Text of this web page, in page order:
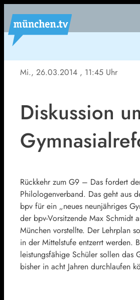
Mi., 26.03.2014 , 11:45 Uhr
Diskussion
Rückkehr zum G9 – Das fordert
Philologenverband. Das geht aus
bpv für ein „neues neunjähriges
der bpv-Vorsitzende Max Schmidt
München vorstellte. Der Lehrplan
in der Mittelstufe entzerrt werden.
leistungsfähige Schüler sollen das
bisher in acht Jahren durchlaufen